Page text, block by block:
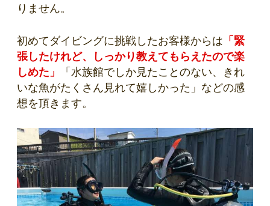
りません。
初めてダイビングに挑戦したお客様からは 「緊
張したけれど、しっかり教えてもらえたので楽
しめた」
「水族館でしか見たことのない、きれ
いな魚がたくさん見れて嬉しかった」などの感
想を頂きます。